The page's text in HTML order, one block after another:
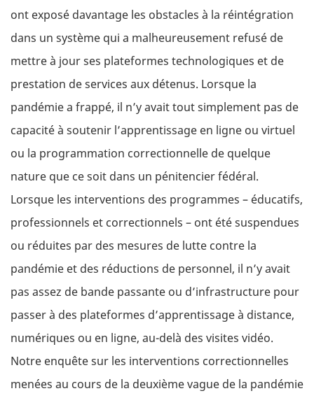
ont exposé davantage les obstacles à la réintégration
dans un système qui a malheureusement refusé de
mettre à jour ses plateformes technologiques et de
prestation de services aux détenus. Lorsque la
pandémie a frappé, il n’y avait tout simplement pas de
capacité à soutenir l’apprentissage en ligne ou virtuel
ou la programmation correctionnelle de quelque
nature que ce soit dans un pénitencier fédéral.
Lorsque les interventions des programmes – éducatifs,
professionnels et correctionnels – ont été suspendues
ou réduites par des mesures de lutte contre la
pandémie et des réductions de personnel, il n’y avait
pas assez de bande passante ou d’infrastructure pour
passer à des plateformes d’apprentissage à distance,
numériques ou en ligne, au-delà des visites vidéo.
Notre enquête sur les interventions correctionnelles
menées au cours de la deuxième vague de la pandémie